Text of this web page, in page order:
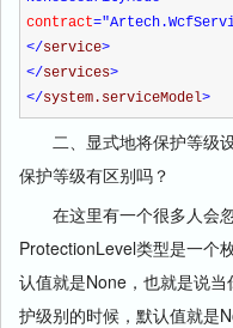
contract
</service>
</services>
</system.serviceModel>
二、显式地将保护等级
保护等级有区别吗？
在这里有一个很多人会忽
ProtectionLevel类型是一个
认值就是None，也就是说
护级别的时候，默认值就是